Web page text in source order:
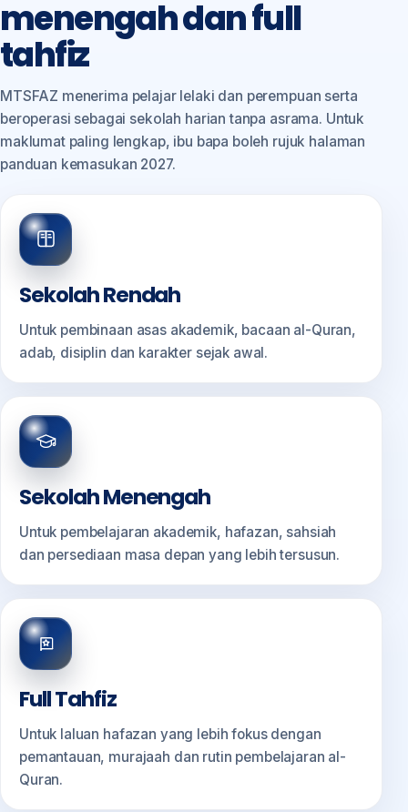
menengah dan full
tahfiz
MTSFAZ menerima pelajar lelaki dan perempuan serta
beroperasi sebagai sekolah harian tanpa asrama. Untuk
maklumat paling lengkap, ibu bapa boleh rujuk halaman
panduan kemasukan 2027.
Sekolah Rendah
Untuk pembinaan asas akademik, bacaan al-Quran,
adab, disiplin dan karakter sejak awal.
Sekolah Menengah
Untuk pembelajaran akademik, hafazan, sahsiah
dan persediaan masa depan yang lebih tersusun.
Full Tahfiz
Untuk laluan hafazan yang lebih fokus dengan
pemantauan, murajaah dan rutin pembelajaran al-
Quran.